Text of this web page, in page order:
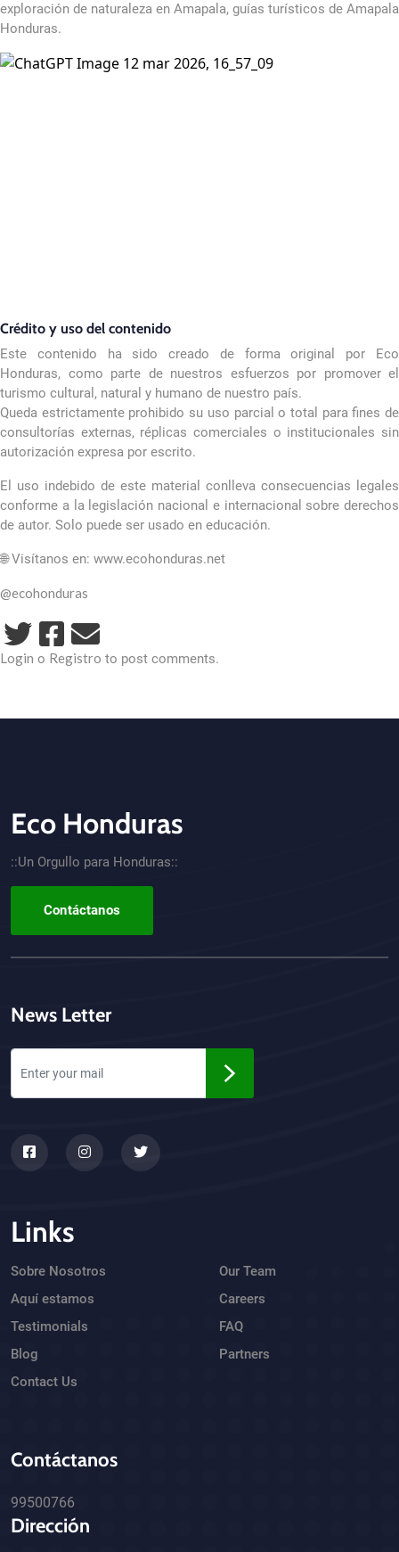
exploración de naturaleza en Amapala, guías turísticos de Amapala
Honduras.
Crédito y uso del contenido
Este contenido ha sido creado de forma original por Eco
Honduras, como parte de nuestros esfuerzos por promover el
turismo cultural, natural y humano de nuestro país.
Queda estrictamente prohibido su uso parcial o total para fines de
consultorías externas, réplicas comerciales o institucionales sin
autorización expresa por escrito.
El uso indebido de este material conlleva consecuencias legales
conforme a la legislación nacional e internacional sobre derechos
de autor. Solo puede ser usado en educación.
🌐 Visítanos en: www.ecohonduras.net
@ecohonduras
Login o Registro to post comments.
CTA - Footer
Eco Honduras
::Un Orgullo para Honduras::
Contáctanos
News Letter
Links
Sobre Nosotros
Aquí estamos
Testimonials
Blog
Contact Us
Our Team
Careers
FAQ
Partners
Contáctanos
99500766
Dirección